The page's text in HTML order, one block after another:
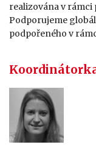
realizována v rámci
Podporujeme
podpořeného v